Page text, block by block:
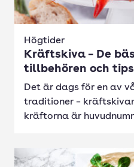
Högtider
Kräftskiva – De
tillbehören och
Det är dags för en av
traditioner –
kräftorna är